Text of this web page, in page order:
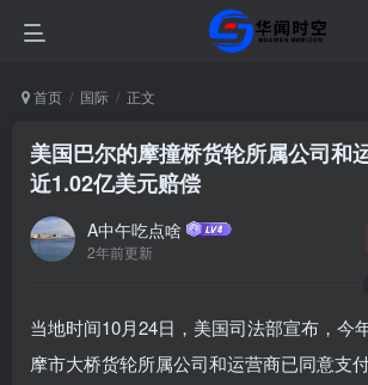
首页 国际 正文
美国巴尔的摩撞桥货轮所属公司和
近1.02亿美元赔偿
A中午吃点啥
2年前更新
当地时间10月24日，美国司法部宣布，今
摩市大桥货轮所属公司和运营商已同意支